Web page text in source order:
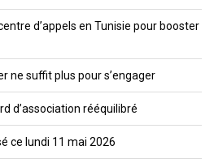
d’appels en Tunisie pour booster
ne suffit plus pour s’engager
d’association rééquilibré
ce lundi 11 mai 2026